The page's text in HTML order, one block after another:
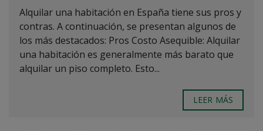
Alquilar una habitación en España tiene sus pros y
contras. A continuación, se presentan algunos de
los más destacados: Pros Costo Asequible: Alquilar
una habitación es generalmente más barato que
alquilar un piso completo. Esto...
LEER MÁS